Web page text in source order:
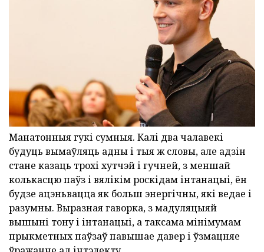
Манатонныя гукі сумныя. Калі два чалавекі
будуць вымаўляць адны і тыя ж словы, але адзін
стане казаць трохі хутчэй і гучней, з меншай
колькасцю паўз і вялікім роскідам інтанацыі, ён
будзе ацэньвацца як больш энергічны, які ведае і
разумны. Выразная гаворка, з мадуляцыяй
вышыні тону і інтанацыі, а таксама мінімумам
прыкметных паўзаў павышае давер і ўзмацняе